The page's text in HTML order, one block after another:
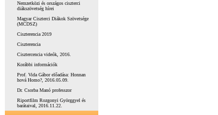
Nemzetközi és országos ciszterci
diákszövetség hírei
Magyar Ciszterci Diákok Szövetsége
(MCDSZ)
Ciszterencia 2019
Ciszterencia
Cisztercencia videók, 2016.
Korábbi információk
Prof. Vida Gábor előadása: Honnan
hová Homo?, 2016.05.09.
Dr. Csorba Manó professzor
Riportfilm Rozgonyi Györggyel és
barátaival, 2016.11.22.